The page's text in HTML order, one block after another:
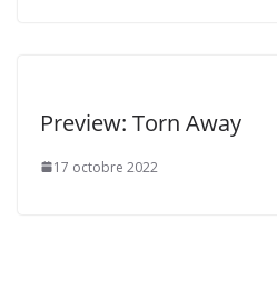
Preview: Torn Away
17 octobre 2022